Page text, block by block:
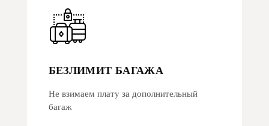
БЕЗЛИМИТ БАГАЖА
Не взимаем плату за дополнительный
багаж